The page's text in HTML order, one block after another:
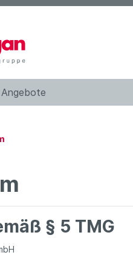
Angebote
§ 5 TMG